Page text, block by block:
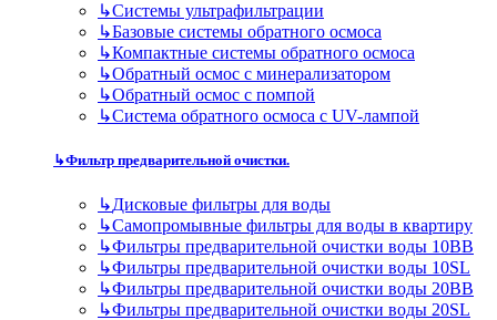
↳Cистемы ультрафильтрации
↳Базовые системы обратного осмоса
↳Компактные системы обратного осмоса
↳Обратный осмос с минерализатором
↳Обратный осмос с помпой
↳Система обратного осмоса с UV-лампой
↳Фильтр предварительной очистки.
↳Дисковые фильтры для воды
↳Самопромывные фильтры для воды в квартиру
↳Фильтры предварительной очистки воды 10BB
↳Фильтры предварительной очистки воды 10SL
↳Фильтры предварительной очистки воды 20BB
↳Фильтры предварительной очистки воды 20SL